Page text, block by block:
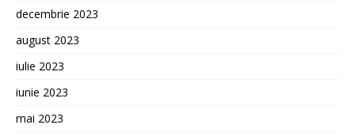
decembrie 2023
august 2023
iulie 2023
iunie 2023
mai 2023